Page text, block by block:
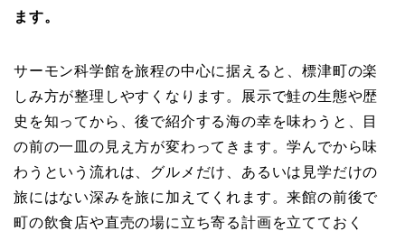
ます。
サーモン科学館を旅程の中心に据えると、標津町の楽
しみ方が整理しやすくなります。展示で鮭の生態や歴
史を知ってから、後で紹介する海の幸を味わうと、目
の前の一皿の見え方が変わってきます。学んでから味
わうという流れは、グルメだけ、あるいは見学だけの
旅にはない深みを旅に加えてくれます。来館の前後で
町の飲食店や直売の場に立ち寄る計画を立てておく